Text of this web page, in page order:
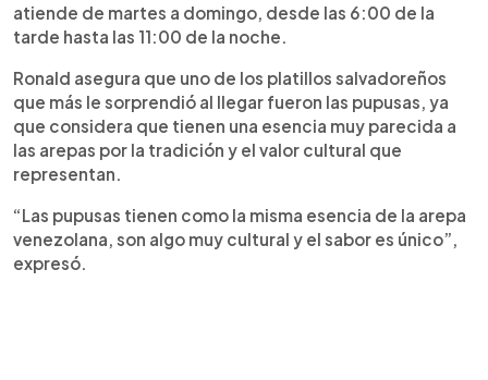
atiende de martes a domingo, desde las 6:00 de la
tarde hasta las 11:00 de la noche.
Ronald asegura que uno de los platillos salvadoreños
que más le sorprendió al llegar fueron las pupusas, ya
que considera que tienen una esencia muy parecida a
las arepas por la tradición y el valor cultural que
representan.
“Las pupusas tienen como la misma esencia de la arepa
venezolana, son algo muy cultural y el sabor es único”,
expresó.